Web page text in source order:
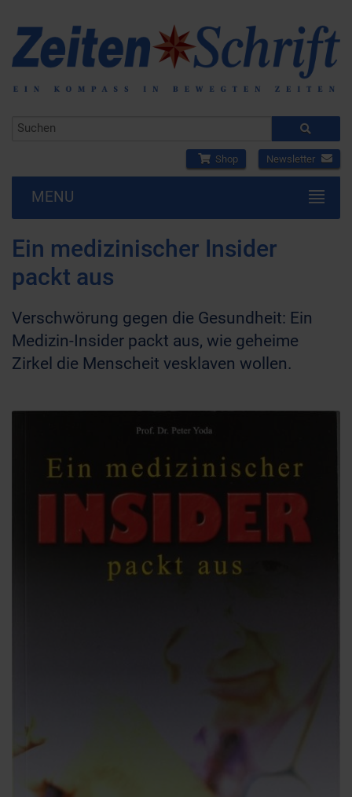
Shop Newsletter
MENU
Ein medizinischer Insider
packt aus
Verschwörung gegen die Gesundheit: Ein
Medizin-Insider packt aus, wie geheime
Zirkel die Menscheit vesklaven wollen.